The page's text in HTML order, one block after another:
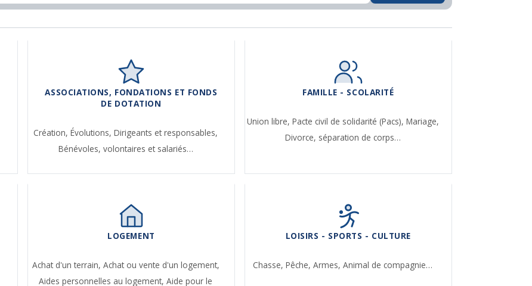
ASSOCIATIONS, FONDATIONS ET FONDS
DE DOTATION
Création,Évolutions,Dirigeants et responsables,
Bénévoles, volontaires et salariés…
FAMILLE - SCOLARITÉ
Union libre, Pacte civil de solidarité (Pacs), Mariage,
Divorce, séparation de corps…
LOGEMENT
Achat d'un terrain, Achat ou vente d'un logement,
Aides personnelles au logement,Aide pour le
LOISIRS - SPORTS - CULTURE
Chasse,Pêche,Armes,Animal de compagnie…